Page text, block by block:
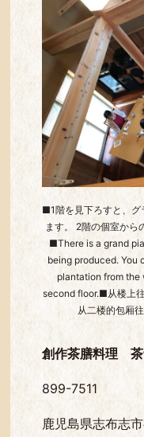
■1階を見下ろすと、グ
ます。 2階の個室から
■There is a grand
being produced. You
plantation from the
second floor.■从楼上往
从二楼的包厢
創作茶膳料理
899-7511
鹿児島県志布志